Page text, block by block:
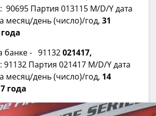
Партия 013115 M/D/Y дата
месяц/день (число)/год, 31
банке - 91132021417,
Партия 021417 M/D/Y дата
месяц/день (число)/год, 14
года